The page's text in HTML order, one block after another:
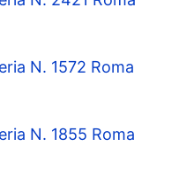
N. 1572 Roma
N. 1855 Roma